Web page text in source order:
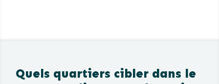
Quels quartiers cibler dans le